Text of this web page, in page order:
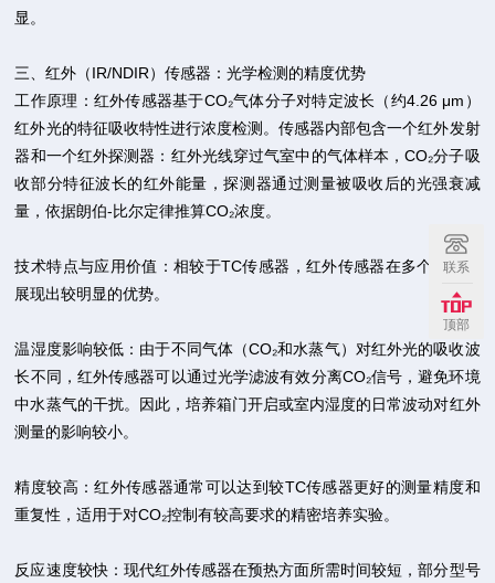
显。
三、红外（IR/NDIR）传感器：光学检测的精度优势
工作原理：红外传感器基于CO₂气体分子对特定波长（约4.26 μm）
红外光的特征吸收特性进行浓度检测。传感器内部包含一个红外发射
器和一个红外探测器：红外光线穿过气室中的气体样本，CO₂分子吸
收部分特征波长的红外能量，探测器通过测量被吸收后的光强衰减
量，依据朗伯-比尔定律推算CO₂浓度。
技术特点与应用价值：相较于TC传感器，红外传感器在多个维度上
展现出较明显的优势。
温湿度影响较低：由于不同气体（CO₂和水蒸气）对红外光的吸收波
长不同，红外传感器可以通过光学滤波有效分离CO₂信号，避免环境
中水蒸气的干扰。因此，培养箱门开启或室内湿度的日常波动对红外
测量的影响较小。
精度较高：红外传感器通常可以达到较TC传感器更好的测量精度和
重复性，适用于对CO₂控制有较高要求的精密培养实验。
反应速度较快：现代红外传感器在预热方面所需时间较短，部分型号
联系
顶部